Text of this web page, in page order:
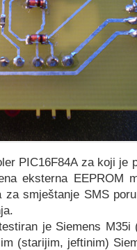
PIC16F84A za koji je
eksterna EEPROM
za smještanje SMS
je Siemens M35i
(starijim, jeftinim)